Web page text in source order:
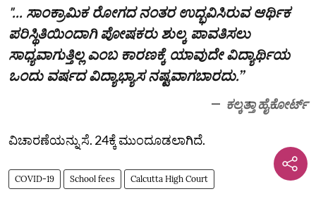
"... ಸಾಂಕ್ರಾಮಿಕ ರೋಗದ ನಂತರ ಉದ್ಭವಿಸಿರುವ ಆರ್ಥಿಕ
ಪರಿಸ್ಥಿತಿಯಿಂದಾಗಿ ಪೋಷಕರು ಶುಲ್ಕ ಪಾವತಿಸಲು
ಸಾಧ್ಯವಾಗುತ್ತಿಲ್ಲ ಎಂಬ ಕಾರಣಕ್ಕೆ ಯಾವುದೇ ವಿದ್ಯಾರ್ಥಿಯ
ಒಂದು ವರ್ಷದ ವಿದ್ಯಾಭ್ಯಾಸ ನಷ್ಟವಾಗಬಾರದು.”
ಕಲ್ಕತ್ತಾ ಹೈಕೋರ್ಟ್
ವಿಚಾರಣೆಯನ್ನು ಸೆ. 24ಕ್ಕೆ ಮುಂದೂಡಲಾಗಿದೆ.
COVID-19 School fees Calcutta High Court